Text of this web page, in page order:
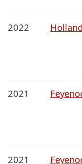
2022 Holland
2021
2021